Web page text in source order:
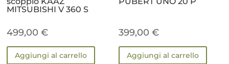
MITSUBISHI V 360 S
499,00€
Aggiungi al carrello
399,00€
Aggiungi al carrello